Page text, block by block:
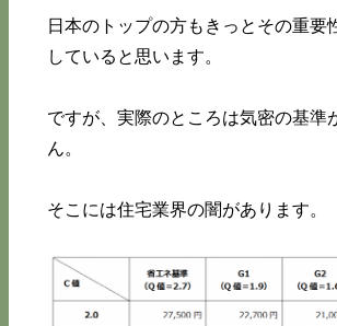
日本のトップの方もきっとその重要
していると思います。
ですが、実際のところは気密の基準
ん。
そこには住宅業界の闇があります。